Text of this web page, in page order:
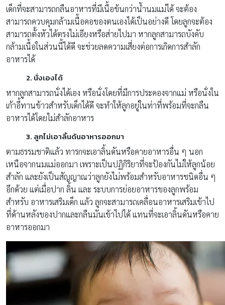
เด็กที่จะสามารถกลืนอาหารที่มีเนื้อข้นกว่าน้ำนมแม่ได้ จะต้อง
สามารถควบคุมกล้ามเนื้อคอของตนเองได้เป็นอย่างดี โดยลูกจะต้อง
สามารถตั้งหัวได้ตรงไม่เอียงหรือส่ายไปมา หากลูกสามารถบังคับ
กล้ามเนื้อในส่วนนี้ได้ดี จะช่วยลดความเสี่ยงต่อการเกิดการสำลัก
อาหารได้
2. นั่งเองได้
หากลูกสามารถนั่งได้เอง หรือนั่งโดยที่มีการประคองจากแม่ หรือนั่งใน
เก้าอี้ทานข้าวสำหรับเด็กได้ดี จะทำให้ลูกอยู่ในท่าที่พร้อมที่จะกลืน
อาหารได้โดยไม่สำลักอาหาร
3. ลูกไม่เอาลิ้นดันอาหารออกมา
ตามธรรมชาติแล้ว ทารกจะเอาลิ้นดันหรือคายอาหารอื่น ๆ นอก
เหนือจากนมแม่ออกมา เพราะเป็นปฏิกิริยาที่จะป้องกันไม่ให้ลูกน้อย
สำลัก และยังเป็นสัญญาณว่าลูกยังไม่พร้อมสำหรับอาหารชนิดอื่น ๆ
อีกด้วย แต่เมื่อปาก ลิ้น และ ระบบการย่อยอาหารของลูกพร้อม
สำหรับ อาหารเสริมเด็ก แล้ว ลูกจะสามารถเคลื่อนอาหารเสริมเข้าไป
ที่ด้านหลังของปากและกลืนมันเข้าไปได้ แทนที่จะเอาลิ้นดันหรือคาย
อาหารออกมา